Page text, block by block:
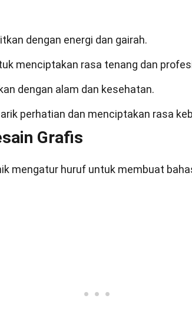
dengan energi dan gairah.
menciptakan rasa tenang dan
dengan alam dan kesehatan.
perhatian dan menciptakan rasa
Grafis
mengatur huruf untuk membuat